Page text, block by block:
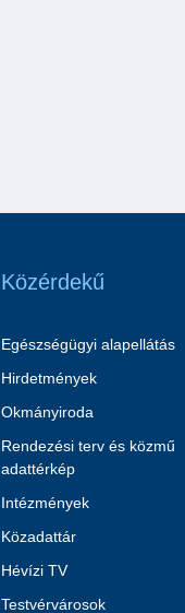
Közérdekű
Egészségügyi alapellátás
Hirdetmények
Okmányiroda
Rendezési terv és közmű
adattérkép
Intézmények
Közadattár
Hévízi TV
Testvérvárosok